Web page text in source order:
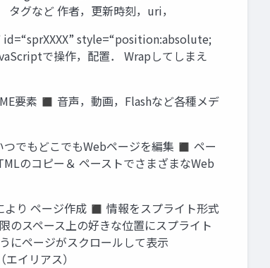
グなど 作者，更新時刻，uri，
id=“sprXXXX” style=“position:absolute;
で操作，配置． Wrapしてしまえ
要素 ◼ 音声，動画，Flashなど各種メデ
でもどこでもWebページを編集 ◼ ペー
のコピー＆ ペーストでさまざまなWeb
り ページ作成 ◼ 情報をスプライト形式
スペース上の好きな位置にスプライト
ページがスクロールして表示
イリアス）